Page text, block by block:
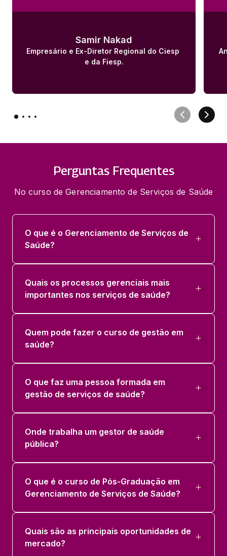
Samir Nakad
Empresário e Ex-Diretor Regional do Ciesp
e da Fiesp.
Perguntas Frequentes
No curso de Gerenciamento de Serviços de Saúde
O que é o Gerenciamento de Serviços de
Saúde?
Quais os processos gerenciais mais
importantes nos serviços de saúde?
Quem pode fazer o curso de gestão em
saúde?
O que faz uma pessoa formada em
gestão de serviços de saúde?
Onde trabalha um gestor de saúde
pública?
O que é o curso de Pós-Graduação em
Gerenciamento de Serviços de Saúde?
Quais são as principais oportunidades de
mercado?